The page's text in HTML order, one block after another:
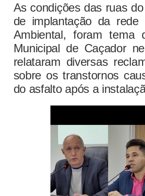
As condições das ruas
de implantação da
Ambiental, foram tema
Municipal de Caçador
relataram diversas
sobre os transtornos
do asfalto após a